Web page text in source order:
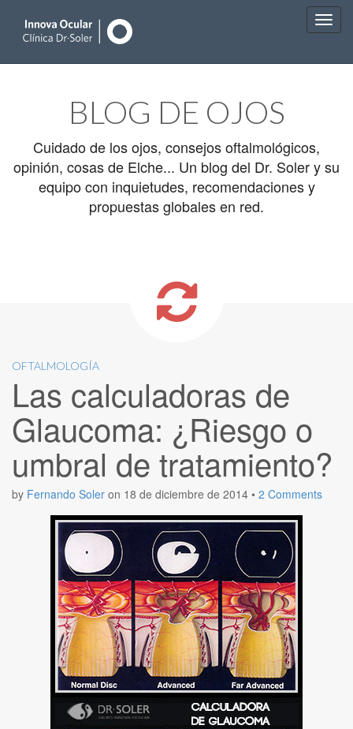
BLOG DE OJOS
Cuidado de los ojos, consejos oftalmológicos,
opinión, cosas de Elche... Un blog del Dr. Soler y su
equipo con inquietudes, recomendaciones y
propuestas globales en red.
OFTALMOLOGÍA
Las calculadoras de
Glaucoma: ¿Riesgo o
umbral de tratamiento?
by Fernando Soler on 18 de diciembre de 2014 • 2 Comments